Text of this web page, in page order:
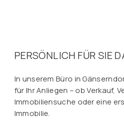
PERSÖNLICH FÜR SIE
In unserem Büro in
für Ihr Anliegen – ob Verkauf,
Immobiliensuche oder eine
Immobilie.